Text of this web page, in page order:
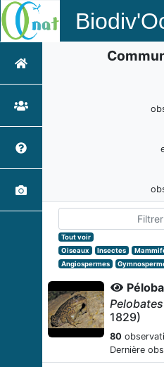
Tout voir
Oiseaux
Insectes
Angiospermes
1829)
80
Dernière